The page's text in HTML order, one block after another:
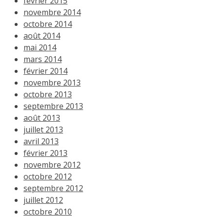
novembre 2014
octobre 2014
août 2014
mai 2014
mars 2014
février 2014
novembre 2013
octobre 2013
septembre 2013
août 2013
juillet 2013
avril 2013
février 2013
novembre 2012
octobre 2012
septembre 2012
juillet 2012
octobre 2010